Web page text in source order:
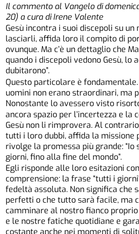
Il commento al Vangelo di
20) a cura di Irene Valente
Gesù incontra i suoi discepoli su un
lasciarli, affida loro il compito di
ovunque. Ma c’è un dettaglio che
quando i discepoli vedono Gesù, lo
dubitarono”.
Questo particolare è fondamentale.
uomini non erano straordinari, ma
Nonostante lo avessero visto
ancora spazio per l’incertezza e la
Gesù non li rimprovera. Al
tutti i loro dubbi, affida la missione
rivolge la promessa più grande: “Io
giorni, fino alla fine del mondo”.
Egli risponde alle loro esitazioni
comprensione: la frase “tutti i
fedeltà assoluta. Non significa che
perfetti o che tutto sarà facile, ma
camminare al nostro fianco
e le nostre fatiche quotidiane e